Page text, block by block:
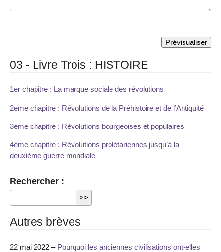
03 - Livre Trois : HISTOIRE
1er chapitre : La marque sociale des révolutions
2eme chapitre : Révolutions de la Préhistoire et de l’Antiquité
3ème chapitre : Révolutions bourgeoises et populaires
4ème chapitre : Révolutions prolétariennes jusqu’à la
deuxième guerre mondiale
Rechercher :
Autres brèves
22 mai 2022 – Pourquoi les anciennes civilisations ont-elles